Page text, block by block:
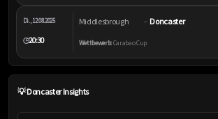
Di., 12.08.2025
🕒20:30
Middlesbrough – Doncaster
Wettbewerb:Carabao Cup
💡 Doncaster Insights